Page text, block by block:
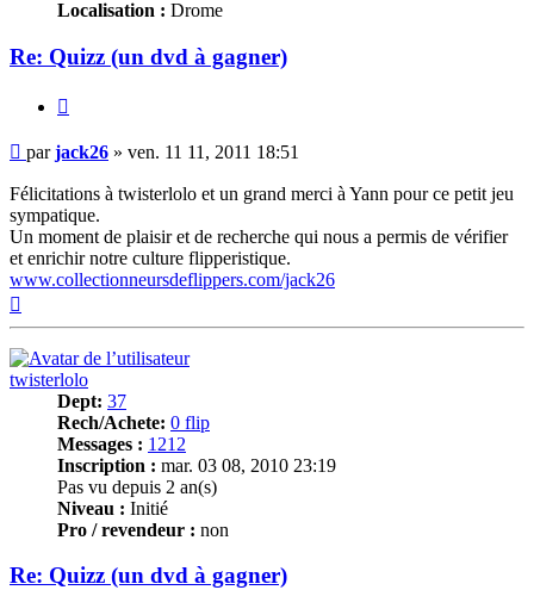
Localisation : Drome
Re: Quizz (un dvd à gagner)
Message
parjack26 » ven. 11 11, 2011 18:51
Félicitations à twisterlolo et un grand merci à Yann pour ce petit jeu
sympatique.
Un moment de plaisir et de recherche qui nous a permis de vérifier
et enrichir notre culture flipperistique.
www.collectionneursdeflippers.com/jack26
twisterlolo
Dept: 37
Rech/Achete: 0 flip
Messages : 1212
Inscription : mar. 03 08, 2010 23:19
Pas vu depuis 2 an(s)
Niveau : Initié
Pro / revendeur : non
Re: Quizz (un dvd à gagner)